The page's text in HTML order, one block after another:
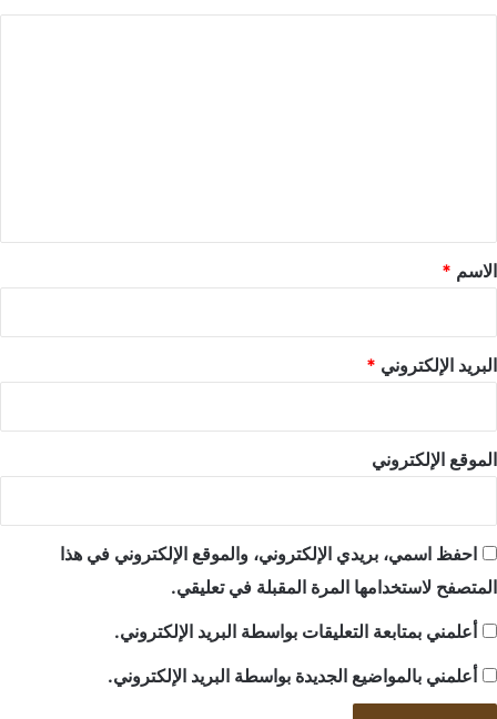
*
الاسم *
البريد الإلكتروني *
الموقع الإلكتروني
احفظ اسمي، بريدي الإلكتروني، والموقع الإلكتروني في هذا
المتصفح لاستخدامها المرة المقبلة في تعليقي.
أعلمني بمتابعة التعليقات بواسطة البريد الإلكتروني.
أعلمني بالمواضيع الجديدة بواسطة البريد الإلكتروني.